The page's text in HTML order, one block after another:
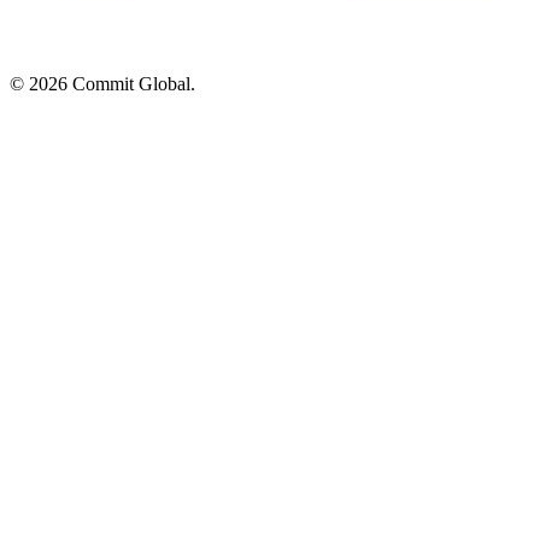
© 2026 Commit Global.